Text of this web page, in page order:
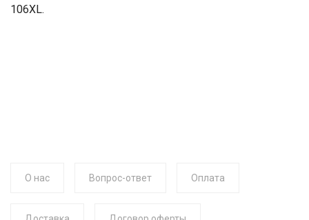
106XL.
О нас Вопрос-ответ Оплата